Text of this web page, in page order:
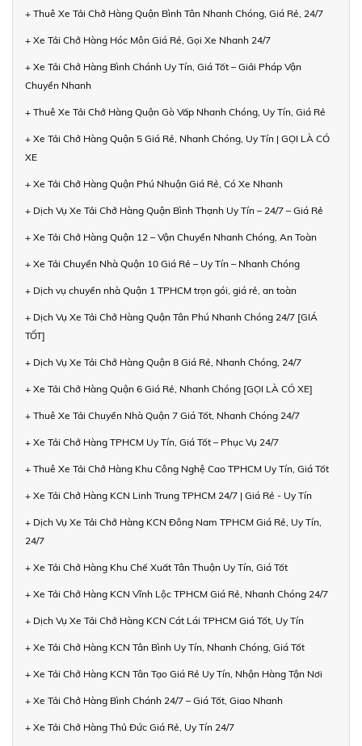
+ Thuê Xe Tải Chở Hàng Quận Bình Tân Nhanh Chóng, Giá Rẻ, 24/7
+ Xe Tải Chở Hàng Hóc Môn Giá Rẻ, Gọi Xe Nhanh 24/7
+ Xe Tải Chở Hàng Bình Chánh Uy Tín, Giá Tốt – Giải Pháp Vận
Chuyển Nhanh
+ Thuê Xe Tải Chở Hàng Quận Gò Vấp Nhanh Chóng, Uy Tín, Giá Rẻ
+ Xe Tải Chở Hàng Quận 5 Giá Rẻ, Nhanh Chóng, Uy Tín | GỌI LÀ CÓ
XE
+ Xe Tải Chở Hàng Quận Phú Nhuận Giá Rẻ, Có Xe Nhanh
+ Dịch Vụ Xe Tải Chở Hàng Quận Bình Thạnh Uy Tín – 24/7 – Giá Rẻ
+ Xe Tải Chở Hàng Quận 12 – Vận Chuyển Nhanh Chóng, An Toàn
+ Xe Tải Chuyển Nhà Quận 10 Giá Rẻ – Uy Tín – Nhanh Chóng
+ Dịch vụ chuyển nhà Quận 1 TPHCM trọn gói, giá rẻ, an toàn
+ Dịch Vụ Xe Tải Chở Hàng Quận Tân Phú Nhanh Chóng 24/7 [GIÁ
TỐT]
+ Dịch Vụ Xe Tải Chở Hàng Quận 8 Giá Rẻ, Nhanh Chóng, 24/7
+ Xe Tải Chở Hàng Quận 6 Giá Rẻ, Nhanh Chóng [GỌI LÀ CÓ XE]
+ Thuê Xe Tải Chuyển Nhà Quận 7 Giá Tốt, Nhanh Chóng 24/7
+ Xe Tải Chở Hàng TPHCM Uy Tín, Giá Tốt – Phục Vụ 24/7
+ Thuê Xe Tải Chở Hàng Khu Công Nghệ Cao TPHCM Uy Tín, Giá Tốt
+ Xe Tải Chở Hàng KCN Linh Trung TPHCM 24/7 | Giá Rẻ - Uy Tín
+ Dịch Vụ Xe Tải Chở Hàng KCN Đông Nam TPHCM Giá Rẻ, Uy Tín,
24/7
+ Xe Tải Chở Hàng Khu Chế Xuất Tân Thuận Uy Tín, Giá Tốt
+ Xe Tải Chở Hàng KCN Vĩnh Lộc TPHCM Giá Rẻ, Nhanh Chóng 24/7
+ Dịch Vụ Xe Tải Chở Hàng KCN Cát Lái TPHCM Giá Tốt, Uy Tín
+ Xe Tải Chở Hàng KCN Tân Bình Uy Tín, Nhanh Chóng, Giá Tốt
+ Xe Tải Chở Hàng KCN Tân Tạo Giá Rẻ Uy Tín, Nhận Hàng Tận Nơi
+ Xe Tải Chở Hàng Bình Chánh 24/7 – Giá Tốt, Giao Nhanh
+ Xe Tải Chở Hàng Thủ Đức Giá Rẻ, Uy Tín 24/7